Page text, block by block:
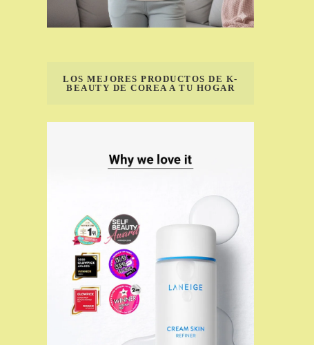
LOS MEJORES PRODUCTOS DE K-
BEAUTY DE COREA A TU HOGAR